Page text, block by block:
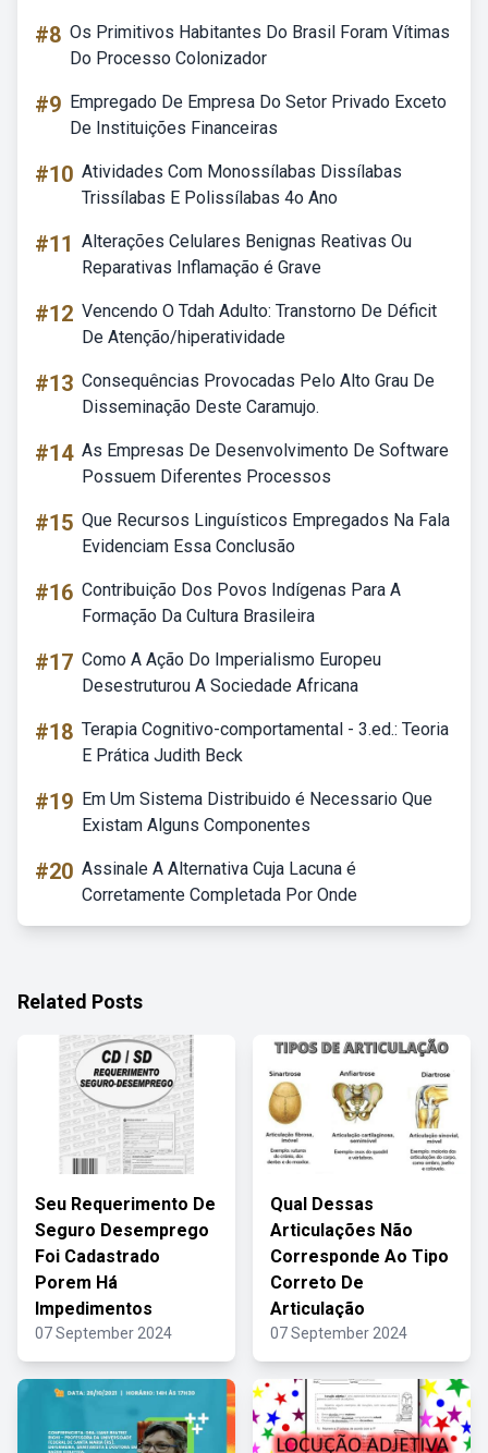
#8 Os Primitivos Habitantes Do Brasil Foram Vítimas
Do Processo Colonizador
#9 Empregado De Empresa Do Setor Privado Exceto
De Instituições Financeiras
#10 Atividades Com Monossílabas Dissílabas
Trissílabas E Polissílabas 4o Ano
#11 Alterações Celulares Benignas Reativas Ou
Reparativas Inflamação é Grave
#12 Vencendo O Tdah Adulto: Transtorno De Déficit
De Atenção/hiperatividade
#13 Consequências Provocadas Pelo Alto Grau De
Disseminação Deste Caramujo.
#14 As Empresas De Desenvolvimento De Software
Possuem Diferentes Processos
#15 Que Recursos Linguísticos Empregados Na Fala
Evidenciam Essa Conclusão
#16 Contribuição Dos Povos Indígenas Para A
Formação Da Cultura Brasileira
#17 Como A Ação Do Imperialismo Europeu
Desestruturou A Sociedade Africana
#18 Terapia Cognitivo-comportamental - 3.ed.: Teoria
E Prática Judith Beck
#19 Em Um Sistema Distribuido é Necessario Que
Existam Alguns Componentes
#20 Assinale A Alternativa Cuja Lacuna é
Corretamente Completada Por Onde
Related Posts
Seu Requerimento De
Seguro Desemprego
Foi Cadastrado
Porem Há
Impedimentos
07 September 2024
Qual Dessas
Articulações Não
Corresponde Ao Tipo
Correto De
Articulação
07 September 2024